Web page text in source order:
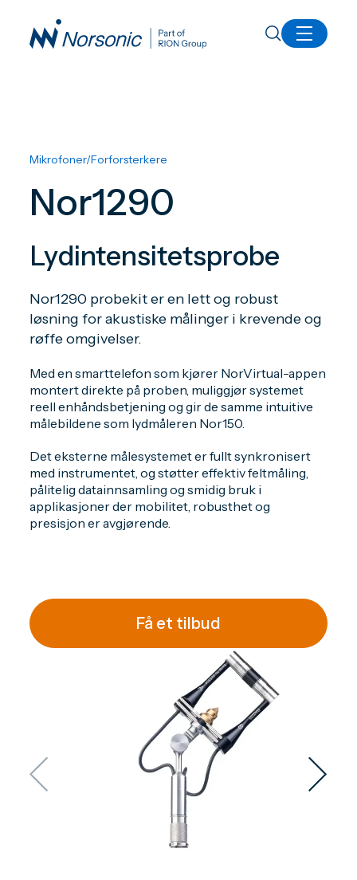
Mikrofoner/Forforsterkere
Nor1290
Lydintensitetsprobe
Nor1290 probekit er en lett og robust
løsning for akustiske målinger i krevende og
røffe omgivelser.
Med en smarttelefon som kjører NorVirtual-appen
montert direkte på proben, muliggjør systemet
reell enhåndsbetjening og gir de samme intuitive
målebildene som lydmåleren Nor150.
Det eksterne målesystemet er fullt synkronisert
med instrumentet, og støtter effektiv feltmåling,
pålitelig datainnsamling og smidig bruk i
applikasjoner der mobilitet, robusthet og
presisjon er avgjørende.
Få et tilbud